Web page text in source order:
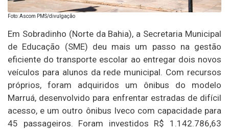
Foto: Ascom PMS/divulgação
Em Sobradinho (Norte da Bahia), a Secretaria Municipal
de Educação (SME) deu mais um passo na gestão
eficiente do transporte escolar ao entregar dois novos
veículos para alunos da rede municipal. Com recursos
próprios, foram adquiridos um ônibus do modelo
Marruá, desenvolvido para enfrentar estradas de difícil
acesso, e um outro ônibus Iveco com capacidade para
45 passageiros. Foram investidos R$ 1.142.786,63